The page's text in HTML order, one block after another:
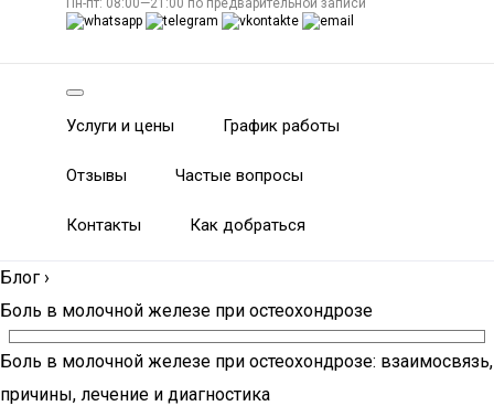
Пн-пт: 08:00—21:00 по предварительной записи
Услуги и цены График работы
Отзывы Частые вопросы
Контакты Как добраться
Блог ›
Боль в молочной железе при остеохондрозе
Боль в молочной железе при остеохондрозе: взаимосвязь,
причины, лечение и диагностика